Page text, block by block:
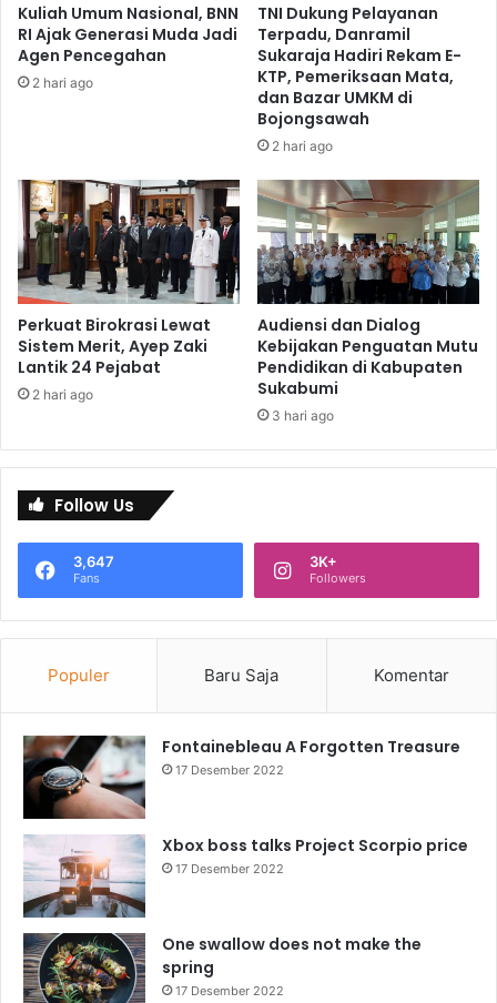
Kuliah Umum Nasional, BNN
RI Ajak Generasi Muda Jadi
Agen Pencegahan
2 hari ago
TNI Dukung Pelayanan
Terpadu, Danramil
Sukaraja Hadiri Rekam E-
KTP, Pemeriksaan Mata,
dan Bazar UMKM di
Bojongsawah
2 hari ago
Perkuat Birokrasi Lewat
Sistem Merit, Ayep Zaki
Lantik 24 Pejabat
2 hari ago
Audiensi dan Dialog
Kebijakan Penguatan Mutu
Pendidikan di Kabupaten
Sukabumi
3 hari ago
Follow Us
3,647
Fans
3K+
Followers
Populer Baru Saja Komentar
Fontainebleau A Forgotten Treasure
17 Desember 2022
Xbox boss talks Project Scorpio price
17 Desember 2022
One swallow does not make the
spring
17 Desember 2022